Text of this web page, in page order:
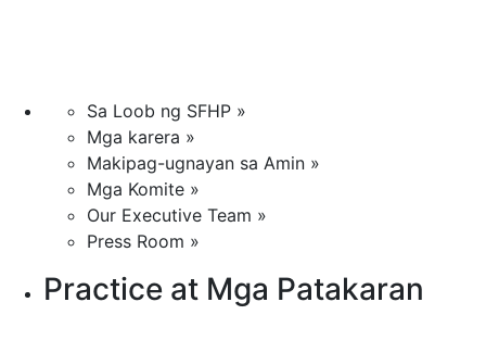
Sa Loob ng SFHP »
Mga karera »
Makipag-ugnayan sa Amin »
Mga Komite »
Our Executive Team »
Press Room »
Practice at Mga Patakaran